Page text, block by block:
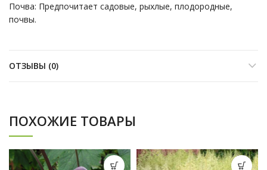
Почва: Предпочитает садовые, рыхлые, плодородные,
почвы.
ОТЗЫВЫ (0)
ПОХОЖИЕ ТОВАРЫ